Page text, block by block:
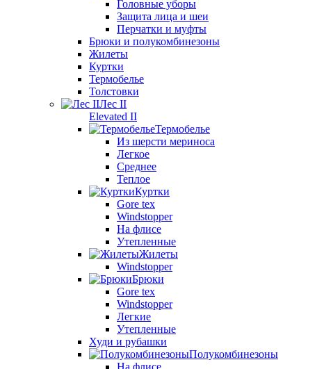
Головные уборы
Защита лица и шеи
Перчатки и муфты
Брюки и полукомбинезоны
Жилеты
Куртки
Термобелье
Толстовки
Лес II
Elevated II
Термобелье
Из шерсти мериноса
Легкое
Среднее
Теплое
Куртки
Gore tex
Windstopper
На флисе
Утепленные
Жилеты
Windstopper
Брюки
Gore tex
Windstopper
Легкие
Утепленные
Худи и рубашки
Полукомбинезоны
На флисе